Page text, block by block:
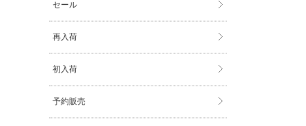
セール
再入荷
初入荷
予約販売